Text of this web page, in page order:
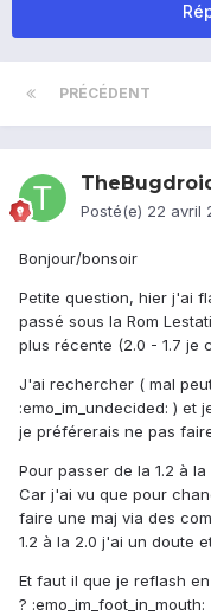
PRÉCÉDENT
Posté(e) 22 avril
Bonjour/bonsoir
Petite question, hier j'ai
passé sous la Rom
plus récente (2.0 - 1.7 je
J'ai rechercher ( mal
:emo_im_undecided: )
je préférerais ne pas
Pour passer de la 1.2 à
Car j'ai vu que pour
faire une maj via des
1.2 à la 2.0 j'ai un doute
Et faut il que je reflash
? :emo_im_foot_in_mouth: